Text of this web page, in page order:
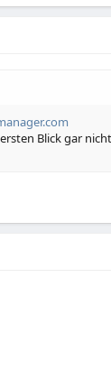
Blick gar